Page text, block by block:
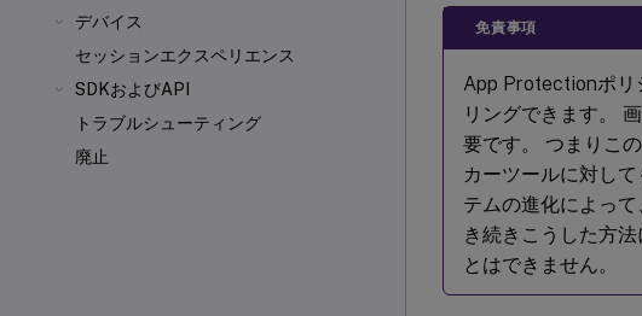
デバイス
セッションエクスペリエンス
SDKおよびAPI
トラブルシューティング
廃止
免責事項
App Protectionポリ
リングできます。
要です。 つまりこ
カーツールに対し
テムの進化によっ
き続きこうした方
とはできません。